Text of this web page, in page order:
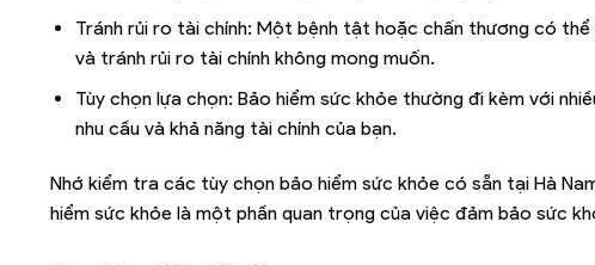
Tránh rủi ro tài chính: Một bệnh tật hoặc chấn thương có
và tránh rủi ro tài chính không mong muốn.
Tùy chọn lựa chọn: Bảo hiểm sức khỏe thường đi kèm với
nhu cầu và khả năng tài chính của bạn.
Nhớ kiểm tra các tùy chọn bảo hiểm sức khỏe có sẵn tại Hà
hiểm sức khỏe là một phần quan trọng của việc đảm bảo sức